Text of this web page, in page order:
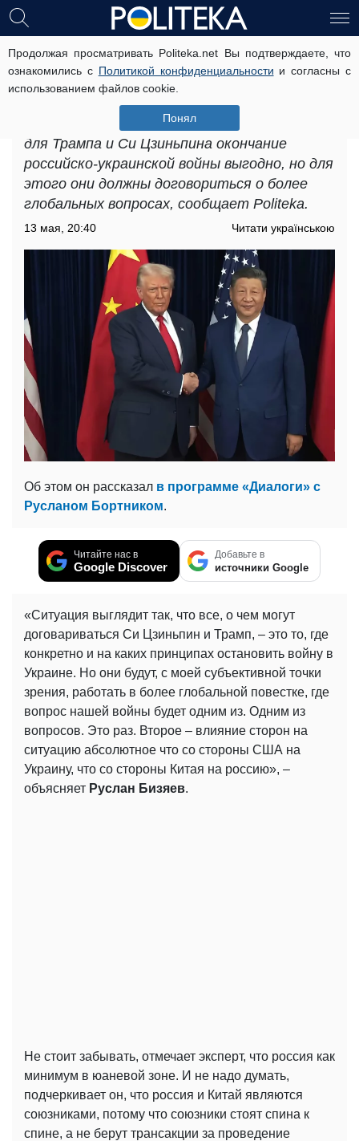
Продолжая просматривать Politeka.net Вы подтверждаете, что
ознакомились с Политикой конфиденциальности и согласны с
использованием файлов cookie.
Понял
«Вопрос нашей войны будет одним
из»: эксперт оценил, добьются ли
Си и Трамп мира в Украине
Политолог Руслан Бизяев объяснил, что
для Трампа и Си Цзиньпина окончание
российско-украинской войны выгодно, но для
этого они должны договориться о более
глобальных вопросах, сообщает Politeka.
13 мая, 20:40 Читати українською
Об этом он рассказал в программе «Диалоги» с
Русланом Бортником.
Читайте нас в
Google Discover
Добавьте в
источники Google
«Ситуация выглядит так, что все, о чем могут
договариваться Си Цзиньпин и Трамп, – это то, где
конкретно и на каких принципах остановить войну в
Украине. Но они будут, с моей субъективной точки
зрения, работать в более глобальной повестке, где
вопрос нашей войны будет одним из. Одним из
вопросов. Это раз. Второе – влияние сторон на
ситуацию абсолютное что со стороны США на
Украину, что со стороны Китая на россию», –
объясняет Руслан Бизяев.
Не стоит забывать, отмечает эксперт, что россия как
минимум в юаневой зоне. И не надо думать,
подчеркивает он, что россия и Китай являются
союзниками, потому что союзники стоят спина к
спине, а не берут трансакции за проведение